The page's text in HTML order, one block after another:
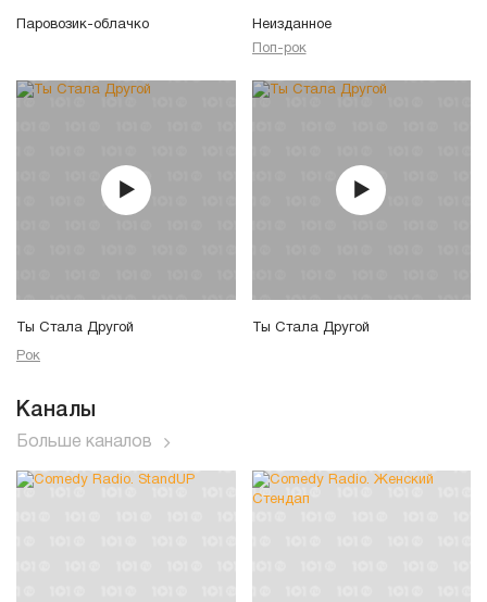
Паровозик-облачко
Неизданное
Поп-рок
Ты Стала Другой
Рок
Ты Стала Другой
Каналы
Больше каналов